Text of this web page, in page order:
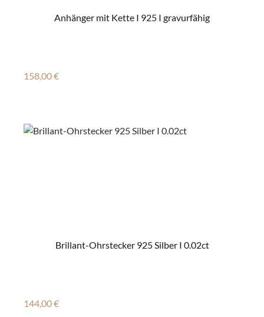
Anhänger mit Kette I 925 I gravurfähig
Regulärer Preis:
158,00 €
Brillant-Ohrstecker 925 Silber I 0.02ct
Regulärer Preis:
144,00 €